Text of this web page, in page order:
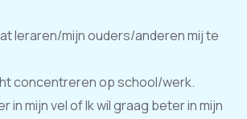
leraren/mijn ouders/anderen mij te
concentreren op school/werk.
in mijn vel of Ik wil graag beter in mijn